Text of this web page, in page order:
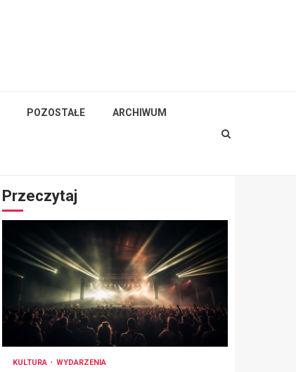
POZOSTAŁE ARCHIWUM
Przeczytaj
KULTURA WYDARZENIA